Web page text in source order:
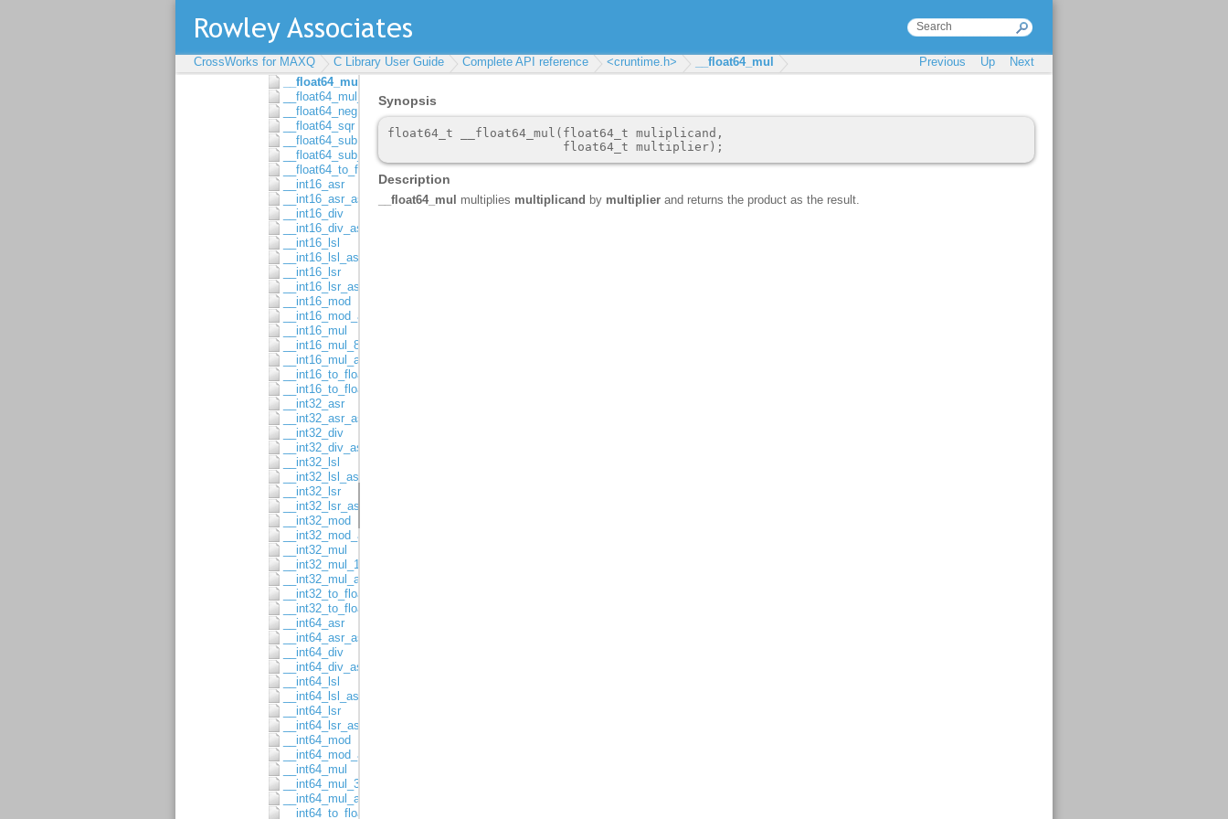
CrossWorks for MAXQ C Library User Guide Complete API reference <cruntime.h> __float64_mul Previous Up Next
__float64_eq
__float64_eq_0
__float64_lt
__float64_lt_0
__float64_mul
__float64_mul_asgn
__float64_neg
__float64_sqr
__float64_sub
__float64_sub_asgn
__float64_to_float32
__int16_asr
__int16_asr_asgn
__int16_div
__int16_div_asgn
__int16_lsl
__int16_lsl_asgn
__int16_lsr
__int16_lsr_asgn
__int16_mod
__int16_mod_asgn
__int16_mul
__int16_mul_8x8
__int16_mul_asgn
__int16_to_float32
__int16_to_float64
__int32_asr
__int32_asr_asgn
__int32_div
__int32_div_asgn
__int32_lsl
__int32_lsl_asgn
__int32_lsr
__int32_lsr_asgn
__int32_mod
__int32_mod_asgn
__int32_mul
__int32_mul_16x16
__int32_mul_asgn
__int32_to_float32
__int32_to_float64
__int64_asr
__int64_asr_asgn
__int64_div
__int64_div_asgn
__int64_lsl
__int64_lsl_asgn
__int64_lsr
__int64_lsr_asgn
__int64_mod
__int64_mod_asgn
__int64_mul
__int64_mul_32x32
__int64_mul_asgn
__int64_to_float32